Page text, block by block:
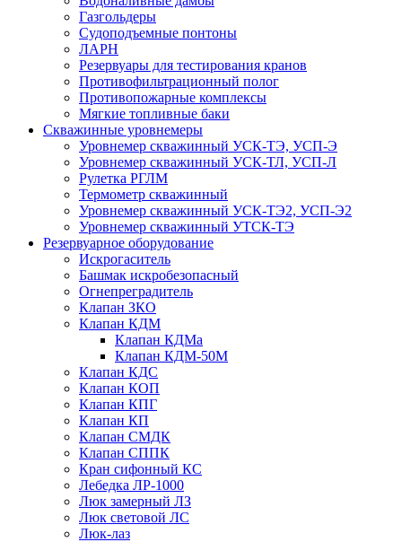
Газгольдеры
Судоподъемные понтоны
ЛАРН
Резервуары для тестирования кранов
Противофильтрационный полог
Противопожарные комплексы
Мягкие топливные баки
Скважинные уровнемеры
Уровнемер скважинный УСК-ТЭ, УСП-Э
Уровнемер скважинный УСК-ТЛ, УСП-Л
Рулетка РГЛМ
Термометр скважинный
Уровнемер скважинный УСК-ТЭ2, УСП-Э2
Уровнемер скважинный УТСК-ТЭ
Резервуарное оборудование
Искрогаситель
Башмак искробезопасный
Огнепреградитель
Клапан ЗКО
Клапан КДМ
Клапан КДМа
Клапан КДМ-50М
Клапан КДС
Клапан КОП
Клапан КПГ
Клапан КП
Клапан СМДК
Клапан СППК
Кран сифонный КС
Лебедка ЛР-1000
Люк замерный ЛЗ
Люк световой ЛС
Люк-лаз